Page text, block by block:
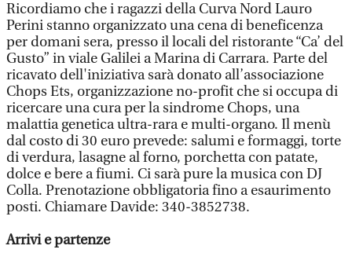
Ricordiamo che i ragazzi della Curva Nord Lauro
Perini stanno organizzato una cena di beneficenza
per domani sera, presso il locali del ristorante “Ca’ del
Gusto” in viale Galilei a Marina di Carrara. Parte del
ricavato dell'iniziativa sarà donato all’associazione
Chops Ets, organizzazione no-profit che si occupa di
ricercare una cura per la sindrome Chops, una
malattia genetica ultra-rara e multi-organo. Il menù
dal costo di 30 euro prevede: salumi e formaggi, torte
di verdura, lasagne al forno, porchetta con patate,
dolce e bere a fiumi. Ci sarà pure la musica con DJ
Colla. Prenotazione obbligatoria fino a esaurimento
posti. Chiamare Davide: 340-3852738.
Arrivi e partenze